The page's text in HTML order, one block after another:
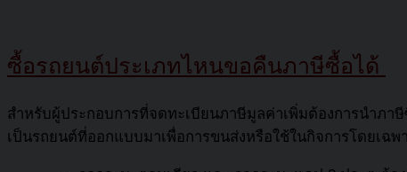
ซื้อรถยนต์ประเภทไหนขอคืนภาษีซื้อได้
สำหรับผู้ประกอบการที่จดทะเบียนภาษีมูลค่าเพิ่มต้องการนำ
เป็นรถยนต์ที่ออกแบบมาเพื่อการขนส่งหรือใช้ในกิจการโดยเฉ